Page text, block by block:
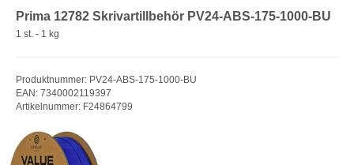
Prima 12782 Skrivartillbehör PV24-ABS-175-1000-BU
1 st. - 1 kg
Produktnummer: PV24-ABS-175-1000-BU
EAN: 7340002119397
Artikelnummer: F24864799